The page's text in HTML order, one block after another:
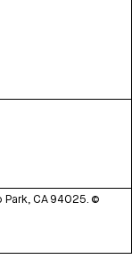
Park, CA 94025. ©